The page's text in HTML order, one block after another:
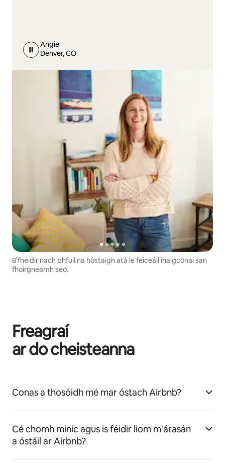
Angie
Denver, CO
B'fhéidir nach bhfuil na hóstaigh atá le feiceáil ina gcónaí san
fhoirgneamh seo.
Freagraí
ar do cheisteanna
Conas a thosóidh mé mar óstach Airbnb?
Cé chomh minic agus is féidir liom m'árasán
a óstáil ar Airbnb?